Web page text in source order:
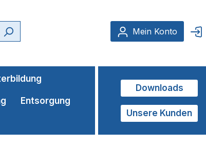
Mein Konto
Entsorgung
Downloads
Unsere Kunden